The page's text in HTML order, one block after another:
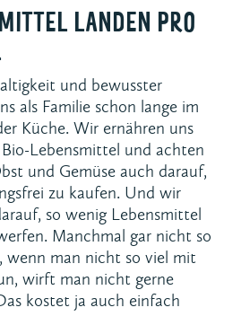
LANDEN PRO
und bewusster
als Familie schon lange im
Küche. Wir ernähren uns
Lebensmittel und achten
und Gemüse auch darauf,
zu kaufen. Und wir
so wenig Lebensmittel
Manchmal gar nicht so
wenn man nicht so viel mit
wirft man nicht gerne
kostet ja auch einfach